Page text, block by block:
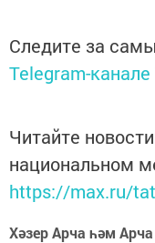
Следите за
Telegram-канале
Читайте
национальном
https://max.ru/
Хәзер Арча һәм